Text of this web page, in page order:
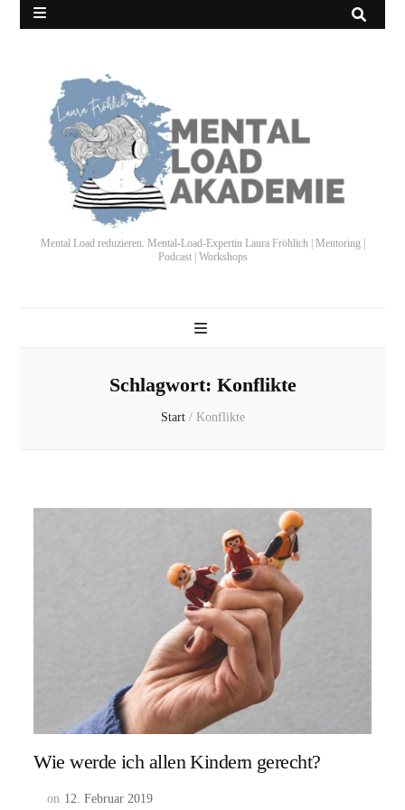
Mental Load reduzieren. Mental-Load-Expertin Laura Fröhlich | Mentoring |
Podcast | Workshops
Schlagwort: Konflikte
Start / Konflikte
Wie werde ich allen Kindern gerecht?
on 12. Februar 2019